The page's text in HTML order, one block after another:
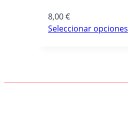
8,00€
Seleccionar opciones